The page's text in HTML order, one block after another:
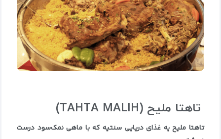
تاهتا ملیح (TAHTA MALIH)
تاهتا ملیح یه غذای دریایی سنتیه که با ماهی نمک‌سود درست